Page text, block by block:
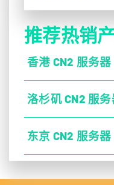
推荐热销
香港 CN2 服务器
洛杉矶 CN2 服
东京 CN2 服务器